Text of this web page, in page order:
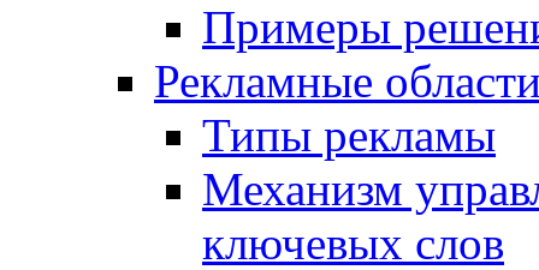
Примеры
Рекламные
Типы рекламы
Механизм
ключевых слов